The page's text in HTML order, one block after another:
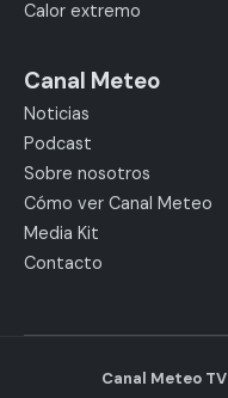
Calor extremo
Canal Meteo
Noticias
Podcast
Sobre nosotros
Cómo ver Canal Meteo
Media Kit
Contacto
Canal Meteo TV